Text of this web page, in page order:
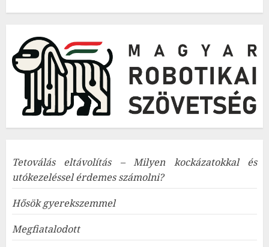
Tetoválás eltávolítás – Milyen kockázatokkal és
utókezeléssel érdemes számolni?
Hősök gyerekszemmel
Megfiatalodott